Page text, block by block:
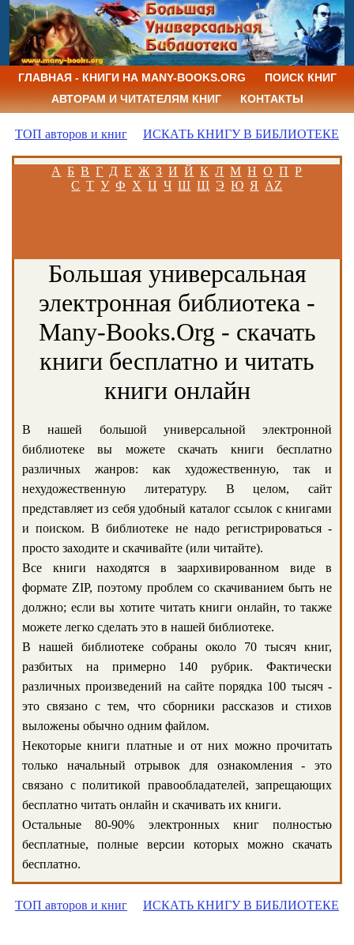
ГЛАВНАЯ - КНИГИ НА MANY-BOOKS.ORG
ПОИСК КНИГ
АВТОРАМ И ЧИТАТЕЛЯМ КНИГ
КОНТАКТЫ
ТОП авторов и книг ИСКАТЬ КНИГУ В БИБЛИОТЕКЕ
А Б В Г Д Е Ж З И Й К Л М Н О П Р
С Т У Ф Х Ц Ч Ш Щ Э Ю Я AZ
Большая универсальная
электронная библиотека -
Many-Books.Org - скачать
книги бесплатно и читать
книги онлайн
В нашей большой универсальной электронной
библиотеке вы можете скачать книги бесплатно
различных жанров: как художественную, так и
нехудожественную литературу. В целом, сайт
представляет из себя удобный каталог ссылок с книгами
и поиском. В библиотеке не надо регистрироваться -
просто заходите и скачивайте (или читайте).
Все книги находятся в заархивированном виде в
формате ZIP, поэтому проблем со скачиванием быть не
должно; если вы хотите читать книги онлайн, то также
можете легко сделать это в нашей библиотеке.
В нашей библиотеке собраны около 70 тысяч книг,
разбитых на примерно 140 рубрик. Фактически
различных произведений на сайте порядка 100 тысяч -
это связано с тем, что сборники рассказов и стихов
выложены обычно одним файлом.
Некоторые книги платные и от них можно прочитать
только начальный отрывок для ознакомления - это
связано с политикой правообладателей, запрещающих
бесплатно читать онлайн и скачивать их книги.
Остальные 80-90% электронных книг полностью
бесплатные, полные версии которых можно скачать
бесплатно.
ТОП авторов и книг ИСКАТЬ КНИГУ В БИБЛИОТЕКЕ